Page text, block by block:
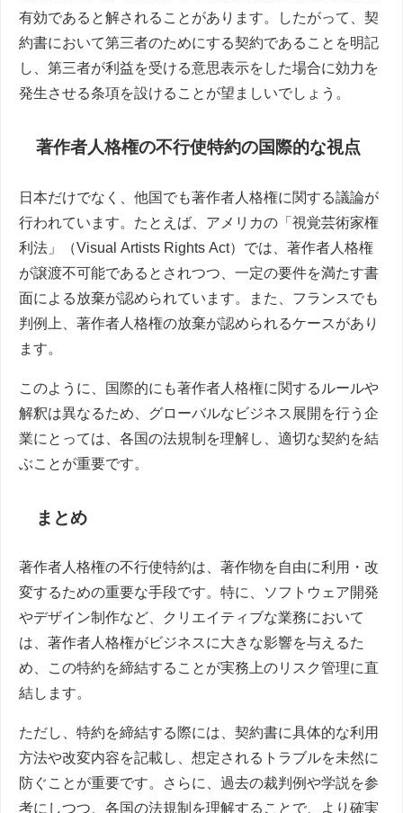
有効であると解されることがあります。したがって、契
約書において第三者のためにする契約であることを明記
し、第三者が利益を受ける意思表示をした場合に効力を
発生させる条項を設けることが望ましいでしょう。
著作者人格権の不行使特約の国際的な視点
日本だけでなく、他国でも著作者人格権に関する議論が
行われています。たとえば、アメリカの「視覚芸術家権
利法」（Visual Artists Rights Act）では、著作者人格権
が譲渡不可能であるとされつつ、一定の要件を満たす書
面による放棄が認められています。また、フランスでも
判例上、著作者人格権の放棄が認められるケースがあり
ます。
このように、国際的にも著作者人格権に関するルールや
解釈は異なるため、グローバルなビジネス展開を行う企
業にとっては、各国の法規制を理解し、適切な契約を結
ぶことが重要です。
まとめ
著作者人格権の不行使特約は、著作物を自由に利用・改
変するための重要な手段です。特に、ソフトウェア開発
やデザイン制作など、クリエイティブな業務において
は、著作者人格権がビジネスに大きな影響を与えるた
め、この特約を締結することが実務上のリスク管理に直
結します。
ただし、特約を締結する際には、契約書に具体的な利用
方法や改変内容を記載し、想定されるトラブルを未然に
防ぐことが重要です。さらに、過去の裁判例や学説を参
考にしつつ、各国の法規制を理解することで、より確実